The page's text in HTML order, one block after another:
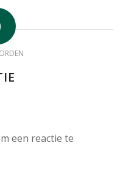
een reactie te